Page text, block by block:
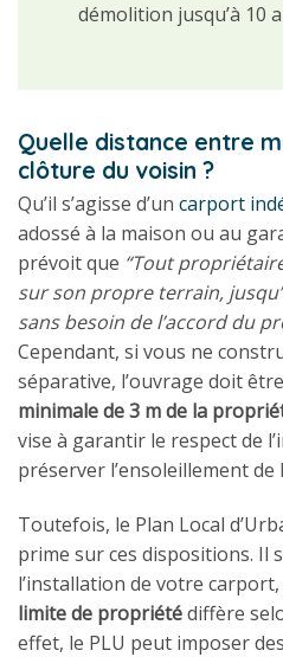
démolition jusqu’à 10
Quelle distance entre
clôture du voisin ?
Qu’il s’agisse d’un carport
adossé à la maison ou au
prévoit que “Tout
sur son propre terrain,
sans besoin de l’accord du
Cependant, si vous ne
séparative, l’ouvrage doit
minimale de 3 m de la
vise à garantir le respect de
préserver l’ensoleillement
Toutefois, le Plan Local
prime sur ces dispositions. Il
l’installation de votre carport,
limite de propriétédiffère
effet, le PLU peut imposer